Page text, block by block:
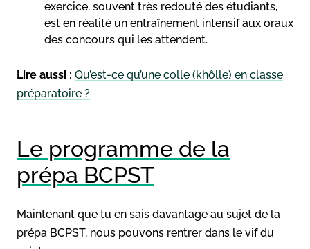
exercice, souvent très redouté des étudiants,
est en réalité un entraînement intensif aux oraux
des concours qui les attendent.
Lire aussi : Qu’est-ce qu’une colle (khôlle) en classe
préparatoire ?
Le programme de la
prépa BCPST
Maintenant que tu en sais davantage au sujet de la
prépa BCPST, nous pouvons rentrer dans le vif du